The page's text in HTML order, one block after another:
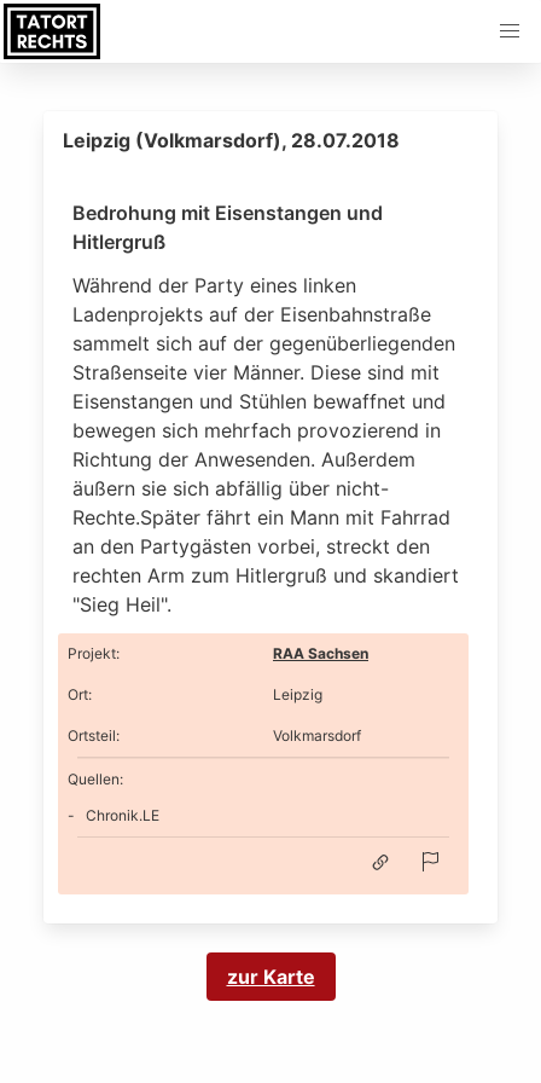
Leipzig (Volkmarsdorf), 28.07.2018
Bedrohung mit Eisenstangen und
Hitlergruß
Während der Party eines linken
Ladenprojekts auf der Eisenbahnstraße
sammelt sich auf der gegenüberliegenden
Straßenseite vier Männer. Diese sind mit
Eisenstangen und Stühlen bewaffnet und
bewegen sich mehrfach provozierend in
Richtung der Anwesenden. Außerdem
äußern sie sich abfällig über nicht-
Rechte.Später fährt ein Mann mit Fahrrad
an den Partygästen vorbei, streckt den
rechten Arm zum Hitlergruß und skandiert
"Sieg Heil".
Projekt: RAA Sachsen
Ort: Leipzig
Ortsteil: Volkmarsdorf
Quellen:
Chronik.LE
zur Karte